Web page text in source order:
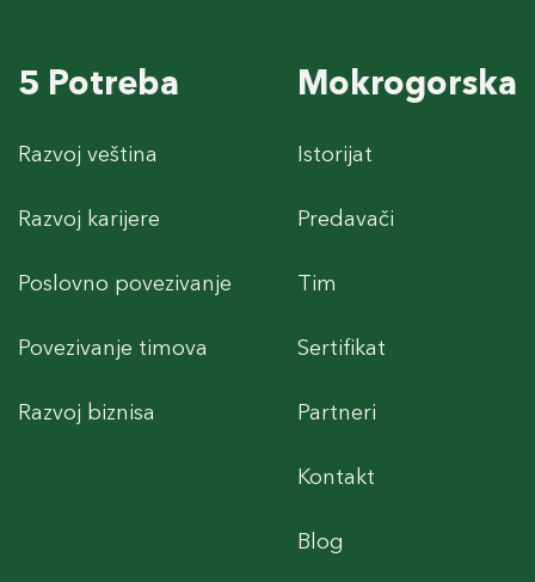
5 Potreba
Razvoj veština
Razvoj karijere
Poslovno povezivanje
Povezivanje timova
Razvoj biznisa
Mokrogorska
Istorijat
Predavači
Tim
Sertifikat
Partneri
Kontakt
Blog